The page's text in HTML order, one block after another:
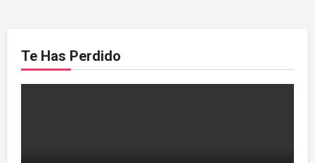
Te Has Perdido